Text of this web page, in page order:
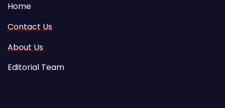
Home
Contact Us
About Us
Editorial Team